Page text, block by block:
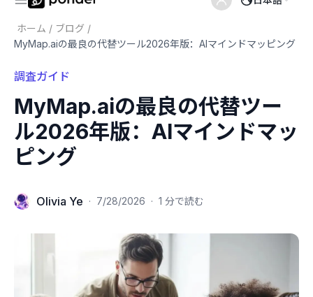
ホーム / ブログ /
MyMap.aiの最良の代替ツール2026年版：AIマインドマッピング
調査ガイド
MyMap.aiの最良の代替ツー
ル2026年版：AIマインドマッ
ピング
Olivia Ye · 7/28/2026 · 1 分で読む